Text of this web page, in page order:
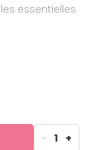
essentielles
- 1 +